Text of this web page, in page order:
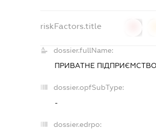
riskFactors.title
dossier.fullName:
ПРИВАТНЕ
dossier.opfSubType:
-
dossier.edrpo: